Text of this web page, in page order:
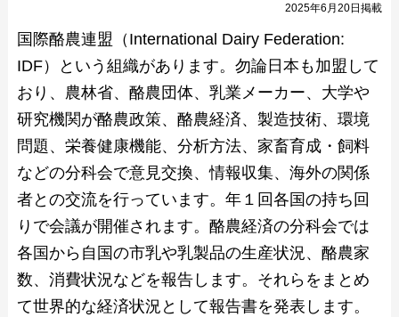
2025年6月20日掲載
国際酪農連盟（International Dairy Federation:
IDF）という組織があります。勿論日本も加盟して
おり、農林省、酪農団体、乳業メーカー、大学や
研究機関が酪農政策、酪農経済、製造技術、環境
問題、栄養健康機能、分析方法、家畜育成・飼料
などの分科会で意見交換、情報収集、海外の関係
者との交流を行っています。年１回各国の持ち回
りで会議が開催されます。酪農経済の分科会では
各国から自国の市乳や乳製品の生産状況、酪農家
数、消費状況などを報告します。それらをまとめ
て世界的な経済状況として報告書を発表します。